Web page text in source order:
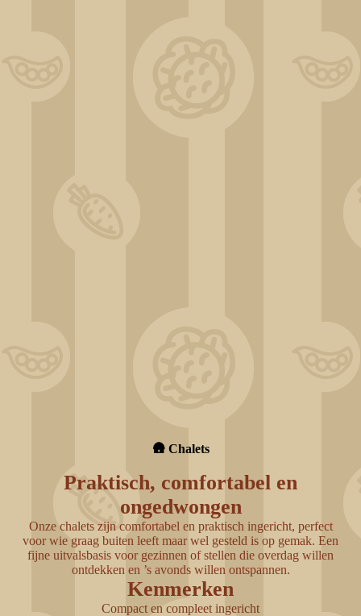
🛖 Chalets
Praktisch, comfortabel en
ongedwongen
Onze chalets zijn comfortabel en praktisch ingericht, perfect
voor wie graag buiten leeft maar wel gesteld is op gemak. Een
fijne uitvalsbasis voor gezinnen of stellen die overdag willen
ontdekken en ’s avonds willen ontspannen.
Kenmerken
Compact en compleet ingericht